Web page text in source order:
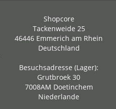
Shopcore
Tackenweide 25
46446 Emmerich am Rhein
Deutschland
Besuchsadresse (Lager):
Grutbroek 30
7008AM Doetinchem
Niederlande